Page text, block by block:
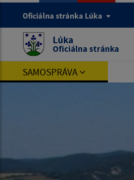
Oficiálna stránka Lúka
Lúka
Oficiálna stránka
SAMOSPRÁVA